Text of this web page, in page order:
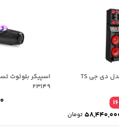
اسپیکر تسکو مدل دی جی TS
16
تومان
23149